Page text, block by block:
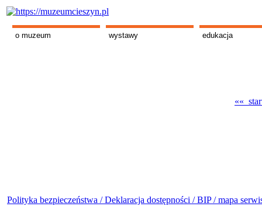
o muzeum wystawy edukacja
««
Polityka bezpieczeństwa /Deklaracja dostępności /BIP /mapa